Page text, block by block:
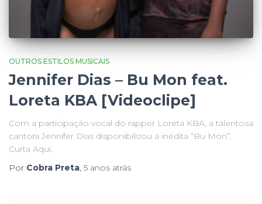
OUTROS ESTILOS MUSICAIS
Jennifer Dias – Bu Mon feat.
Loreta KBA [Videoclipe]
Com a participação vocal do rapper Loreta KBA, a talentosa
cantora Jennifer Dias disponibilizou a inédita “Bu Mon”.
Curta Aqui.
Por Cobra Preta, 5 anos atrás